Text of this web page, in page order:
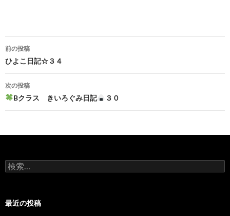
投
稿
ナ
ゲ
シ
ン
前の投稿
ひよこ日記☆３４
次の投稿
Bクラス きいろぐみ日記 ３０
検
索
最近の投稿